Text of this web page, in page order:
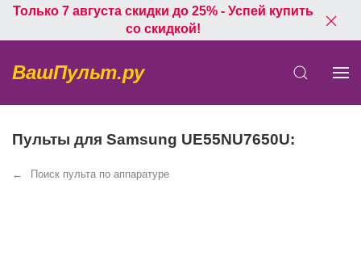
Только 7 августа скидки до 25% - Успей купить
со скидкой!
ВашПульт.ру
Пульты для Samsung UE55NU7650U:
Поиск пульта по аппаратуре